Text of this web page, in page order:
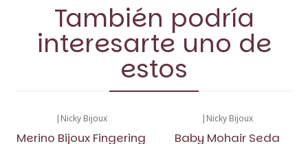
También podría
interesarte uno de
estos
Nicky Bijoux
Merino Bijoux Fingering
Nicky Bijoux
Baby Mohair Seda